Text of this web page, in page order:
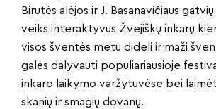
Birutės alėjos ir J. Basanavičiaus
veiks interaktyvus Žvejiškų inkarų
visos šventės metu dideli ir maži
galės dalyvauti populiariausioje
inkaro laikymo varžytuvėse bei
skanių ir smagių dovanų.